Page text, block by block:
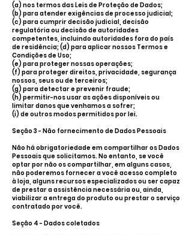
(a) nos termos das Leis de Proteção de Dados;
(b) para atender exigências de processo judicial;
(c) para cumprir decisão judicial, decisão
regulatória ou decisão de autoridades
competentes, incluindo autoridades fora do país
de residência; (d) para aplicar nossos Termos e
Condições de Uso;
(e) para proteger nossas operações;
(f) para proteger direitos, privacidade, segurança
nossos, seus ou de terceiros;
(g) para detectar e prevenir fraude;
(h) permitir-nos usar as ações disponíveis ou
limitar danos que venhamos a sofrer;
(i) de outros modos permitidos por lei.
Seção 3 - Não fornecimento de Dados Pessoais
Não há obrigatoriedade em compartilhar os Dados
Pessoais que solicitamos. No entanto, se você
optar por não os compartilhar, em alguns casos,
não poderemos fornecer a você acesso completo
à loja, alguns recursos especializados ou ser capaz
de prestar a assistência necessária ou, ainda,
viabilizar a entrega do produto ou prestar o serviço
contratado por você.
Seção 4 - Dados coletados